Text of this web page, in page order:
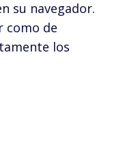
su navegador.
como de
los